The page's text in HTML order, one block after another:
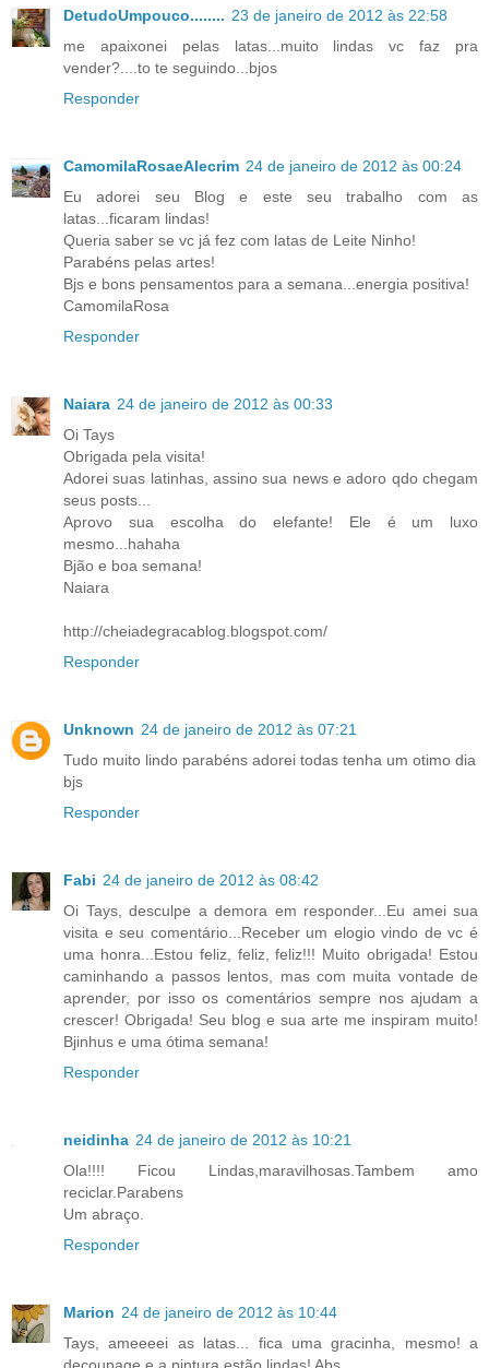
DetudoUmpouco........ 23 de janeiro de 2012 às 22:58
me apaixonei pelas latas...muito lindas vc faz pra
vender?....to te seguindo...bjos
Responder
CamomilaRosaeAlecrim 24 de janeiro de 2012 às 00:24
Eu adorei seu Blog e este seu trabalho com as
latas...ficaram lindas!
Queria saber se vc já fez com latas de Leite Ninho!
Parabéns pelas artes!
Bjs e bons pensamentos para a semana...energia positiva!
CamomilaRosa
Responder
Naiara 24 de janeiro de 2012 às 00:33
Oi Tays
Obrigada pela visita!
Adorei suas latinhas, assino sua news e adoro qdo chegam
seus posts...
Aprovo sua escolha do elefante! Ele é um luxo
mesmo...hahaha
Bjão e boa semana!
Naiara
http://cheiadegracablog.blogspot.com/
Responder
Unknown 24 de janeiro de 2012 às 07:21
Tudo muito lindo parabéns adorei todas tenha um otimo dia
bjs
Responder
Fabi 24 de janeiro de 2012 às 08:42
Oi Tays, desculpe a demora em responder...Eu amei sua
visita e seu comentário...Receber um elogio vindo de vc é
uma honra...Estou feliz, feliz, feliz!!! Muito obrigada! Estou
caminhando a passos lentos, mas com muita vontade de
aprender, por isso os comentários sempre nos ajudam a
crescer! Obrigada! Seu blog e sua arte me inspiram muito!
Bjinhus e uma ótima semana!
Responder
neidinha 24 de janeiro de 2012 às 10:21
Ola!!!! Ficou Lindas,maravilhosas.Tambem amo
reciclar.Parabens
Um abraço.
Responder
Marion 24 de janeiro de 2012 às 10:44
Tays, ameeeei as latas... fica uma gracinha, mesmo! a
decoupage e a pintura estão lindas! Abs.